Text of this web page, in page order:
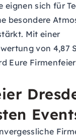
eignen sich für
besondere
Mit einer
von 4,87
Eure